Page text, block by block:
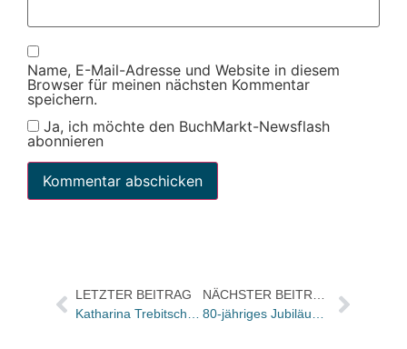
Name, E-Mail-Adresse und Website in diesem
Browser für meinen nächsten Kommentar
speichern.
Ja, ich möchte den BuchMarkt-Newsflash
abonnieren
LETZTER BEITRAG